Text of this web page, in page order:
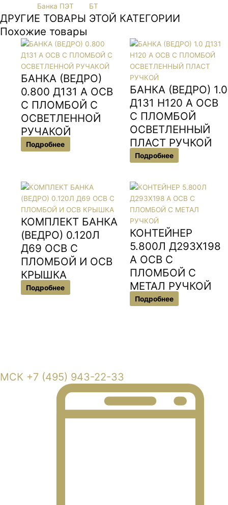
Банка ПЭТ БТ
ДРУГИЕ ТОВАРЫ ЭТОЙ КАТЕГОРИИ
Похожие товары
БАНКА (ВЕДРО)
0.800 Д131 А ОСВ
С ПЛОМБОЙ С
ОСВЕТЛЕННОЙ
РУЧАКОЙ
Подробнее
БАНКА (ВЕДРО) 1.0
Д131 Н120 А ОСВ
С ПЛОМБОЙ
ОСВЕТЛЕННЫЙ
ПЛАСТ РУЧКОЙ
Подробнее
КОМПЛЕКТ БАНКА
(ВЕДРО) 0.120Л
Д69 ОСВ С
ПЛОМБОЙ И ОСВ
КРЫШКА
Подробнее
КОНТЕЙНЕР
5.800Л Д293Х198
А ОСВ С
ПЛОМБОЙ С
МЕТАЛ РУЧКОЙ
Подробнее
МСК +7 (495) 943-22-33